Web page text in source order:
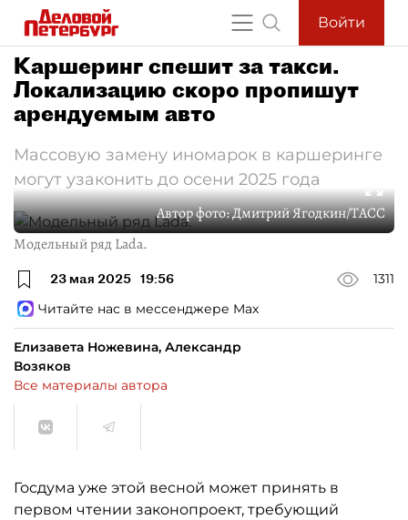
Войти
Каршеринг спешит за такси.
Локализацию скоро пропишут
арендуемым авто
Массовую замену иномарок в каршеринге
могут узаконить до осени 2025 года
Автор фото:Дмитрий Ягодкин/ТАСС
Модельный ряд Lada.
23 мая 2025 19:56
1311
Читайте нас в мессенджере Max
Елизавета Ножевина, Александр
Возяков
Все материалы автора
Госдума уже этой весной может принять в
первом чтении законопроект, требующий